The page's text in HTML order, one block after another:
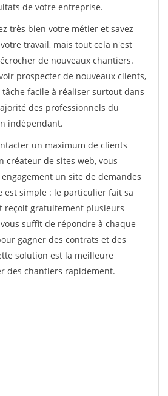
de votre entreprise.
très bien votre métier et savez
travail, mais tout cela n'est
de nouveaux chantiers.
prospecter de nouveaux clients,
facile à réaliser surtout dans
des professionnels du
indépendant.
un maximum de clients
créateur de sites web, vous
un site de demandes
est simple : le particulier fait sa
reçoit gratuitement plusieurs
suffit de répondre à chaque
gagner des contrats et des
solution est la meilleure
des chantiers rapidement.